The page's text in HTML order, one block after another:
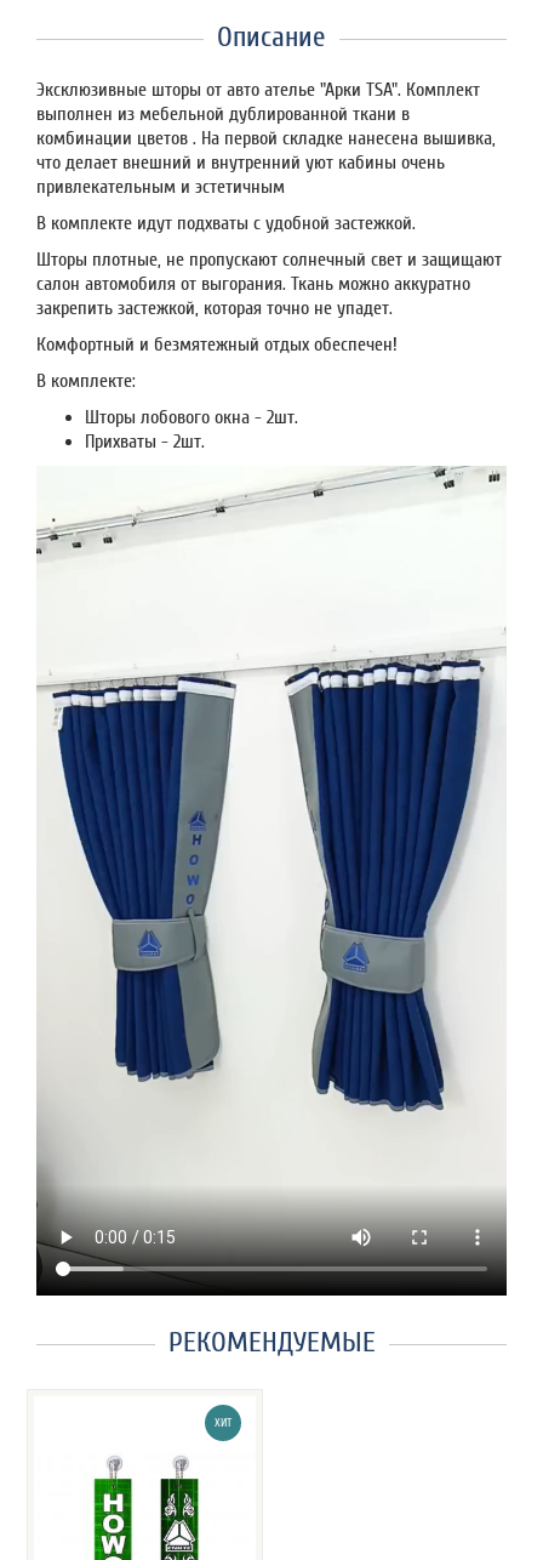
Описание
Эксклюзивные шторы от авто ателье "Арки TSA". Комплект
выполнен из мебельной дублированной ткани в
комбинации цветов . На первой складке нанесена вышивка,
что делает внешний и внутренний уют кабины очень
привлекательным и эстетичным
В комплекте идут подхваты с удобной застежкой.
Шторы плотные, не пропускают солнечный свет и защищают
салон автомобиля от выгорания. Ткань можно аккуратно
закрепить застежкой, которая точно не упадет.
Комфортный и безмятежный отдых обеспечен!
В комплекте:
Шторы лобового окна - 2шт.
Прихваты - 2шт.
РЕКОМЕНДУЕМЫЕ
ХИТ